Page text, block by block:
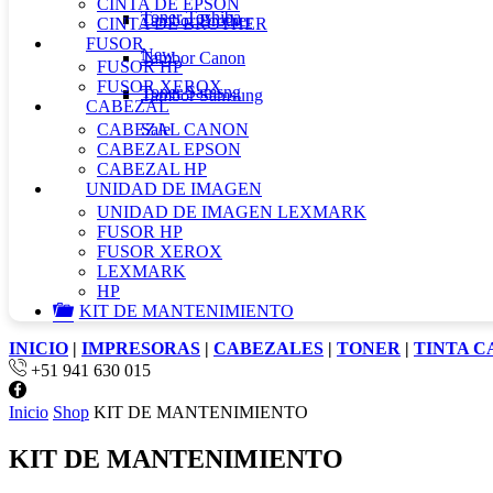
Toner Toshiba
New
Toner Samsng
Sale
Tambor Brother
Tambor Canon
Tambor Samsung
CINTA DE EPSON
CINTA DE BROTHER
FUSOR
FUSOR HP
FUSOR XEROX
CABEZAL
CABEZAL CANON
CABEZAL EPSON
CABEZAL HP
UNIDAD DE IMAGEN
UNIDAD DE IMAGEN LEXMARK
FUSOR HP
FUSOR XEROX
LEXMARK
HP
KIT DE MANTENIMIENTO
INICIO | IMPRESORAS | CABEZALES | TONER | TINTA
+51 941 630 015
Facebook
Inicio Shop KIT DE MANTENIMIENTO
KIT DE MANTENIMIENTO